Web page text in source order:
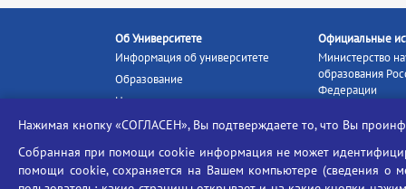
Об Университете
Информация об университете
Образование
Наука и инновации
Абитуриенту
Ассоциация выпускников
Официальные
Министерство
образования
Федерации
Портал
образование»
Единое окно
Нажимая кнопку «СОГЛАСЕН», Вы подтверждаете то, что Вы
Собранная при помощи cookie информация не может
помощи cookie, сохраняется на Вашем компьютере (сведения о